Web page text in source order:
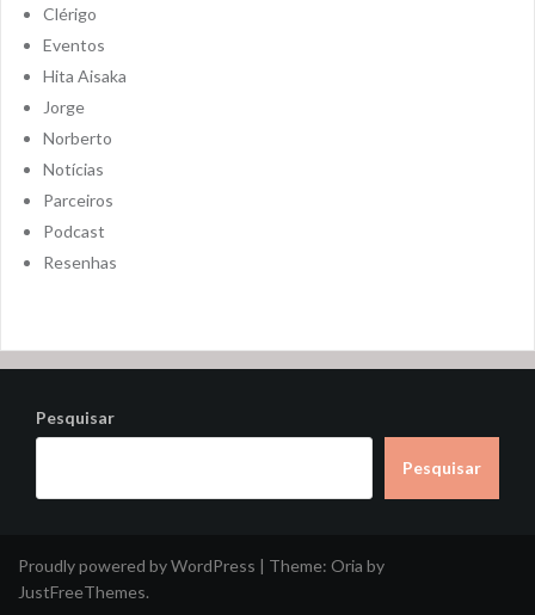
Clérigo
Eventos
Hita Aisaka
Jorge
Norberto
Notícias
Parceiros
Podcast
Resenhas
Pesquisar
Pesquisar
Proudly powered by WordPress | Theme: Oria by
JustFreeThemes.